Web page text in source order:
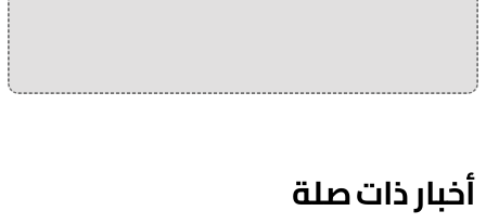
أخبار ذات صلة